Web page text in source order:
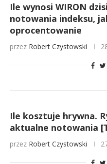
Ile wynosi WIRON
notowania indeksu,
oprocentowanie
przez Robert Czystowski
Ile kosztuje hrywna.
aktualne notowania
przez Robert Czystowski